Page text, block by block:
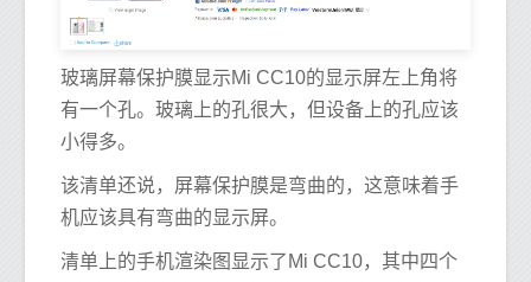
玻璃屏幕保护膜显示Mi CC10的显示屏左上角将
有一个孔。玻璃上的孔很大，但设备上的孔应该
小得多。
该清单还说，屏幕保护膜是弯曲的，这意味着手
机应该具有弯曲的显示屏。
清单上的手机渲染图显示了Mi CC10，其中四个